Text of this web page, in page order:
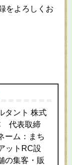
をよろしくお
タント 株式
代表取締
ム：まち
ットRC設
の集客・販